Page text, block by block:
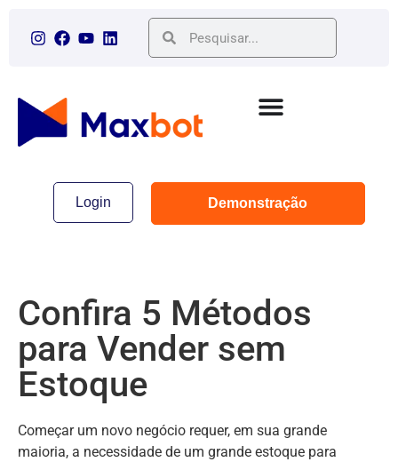
Login Demonstração
Confira 5 Métodos
para Vender sem
Estoque
Começar um novo negócio requer, em sua grande
maioria, a necessidade de um grande estoque para